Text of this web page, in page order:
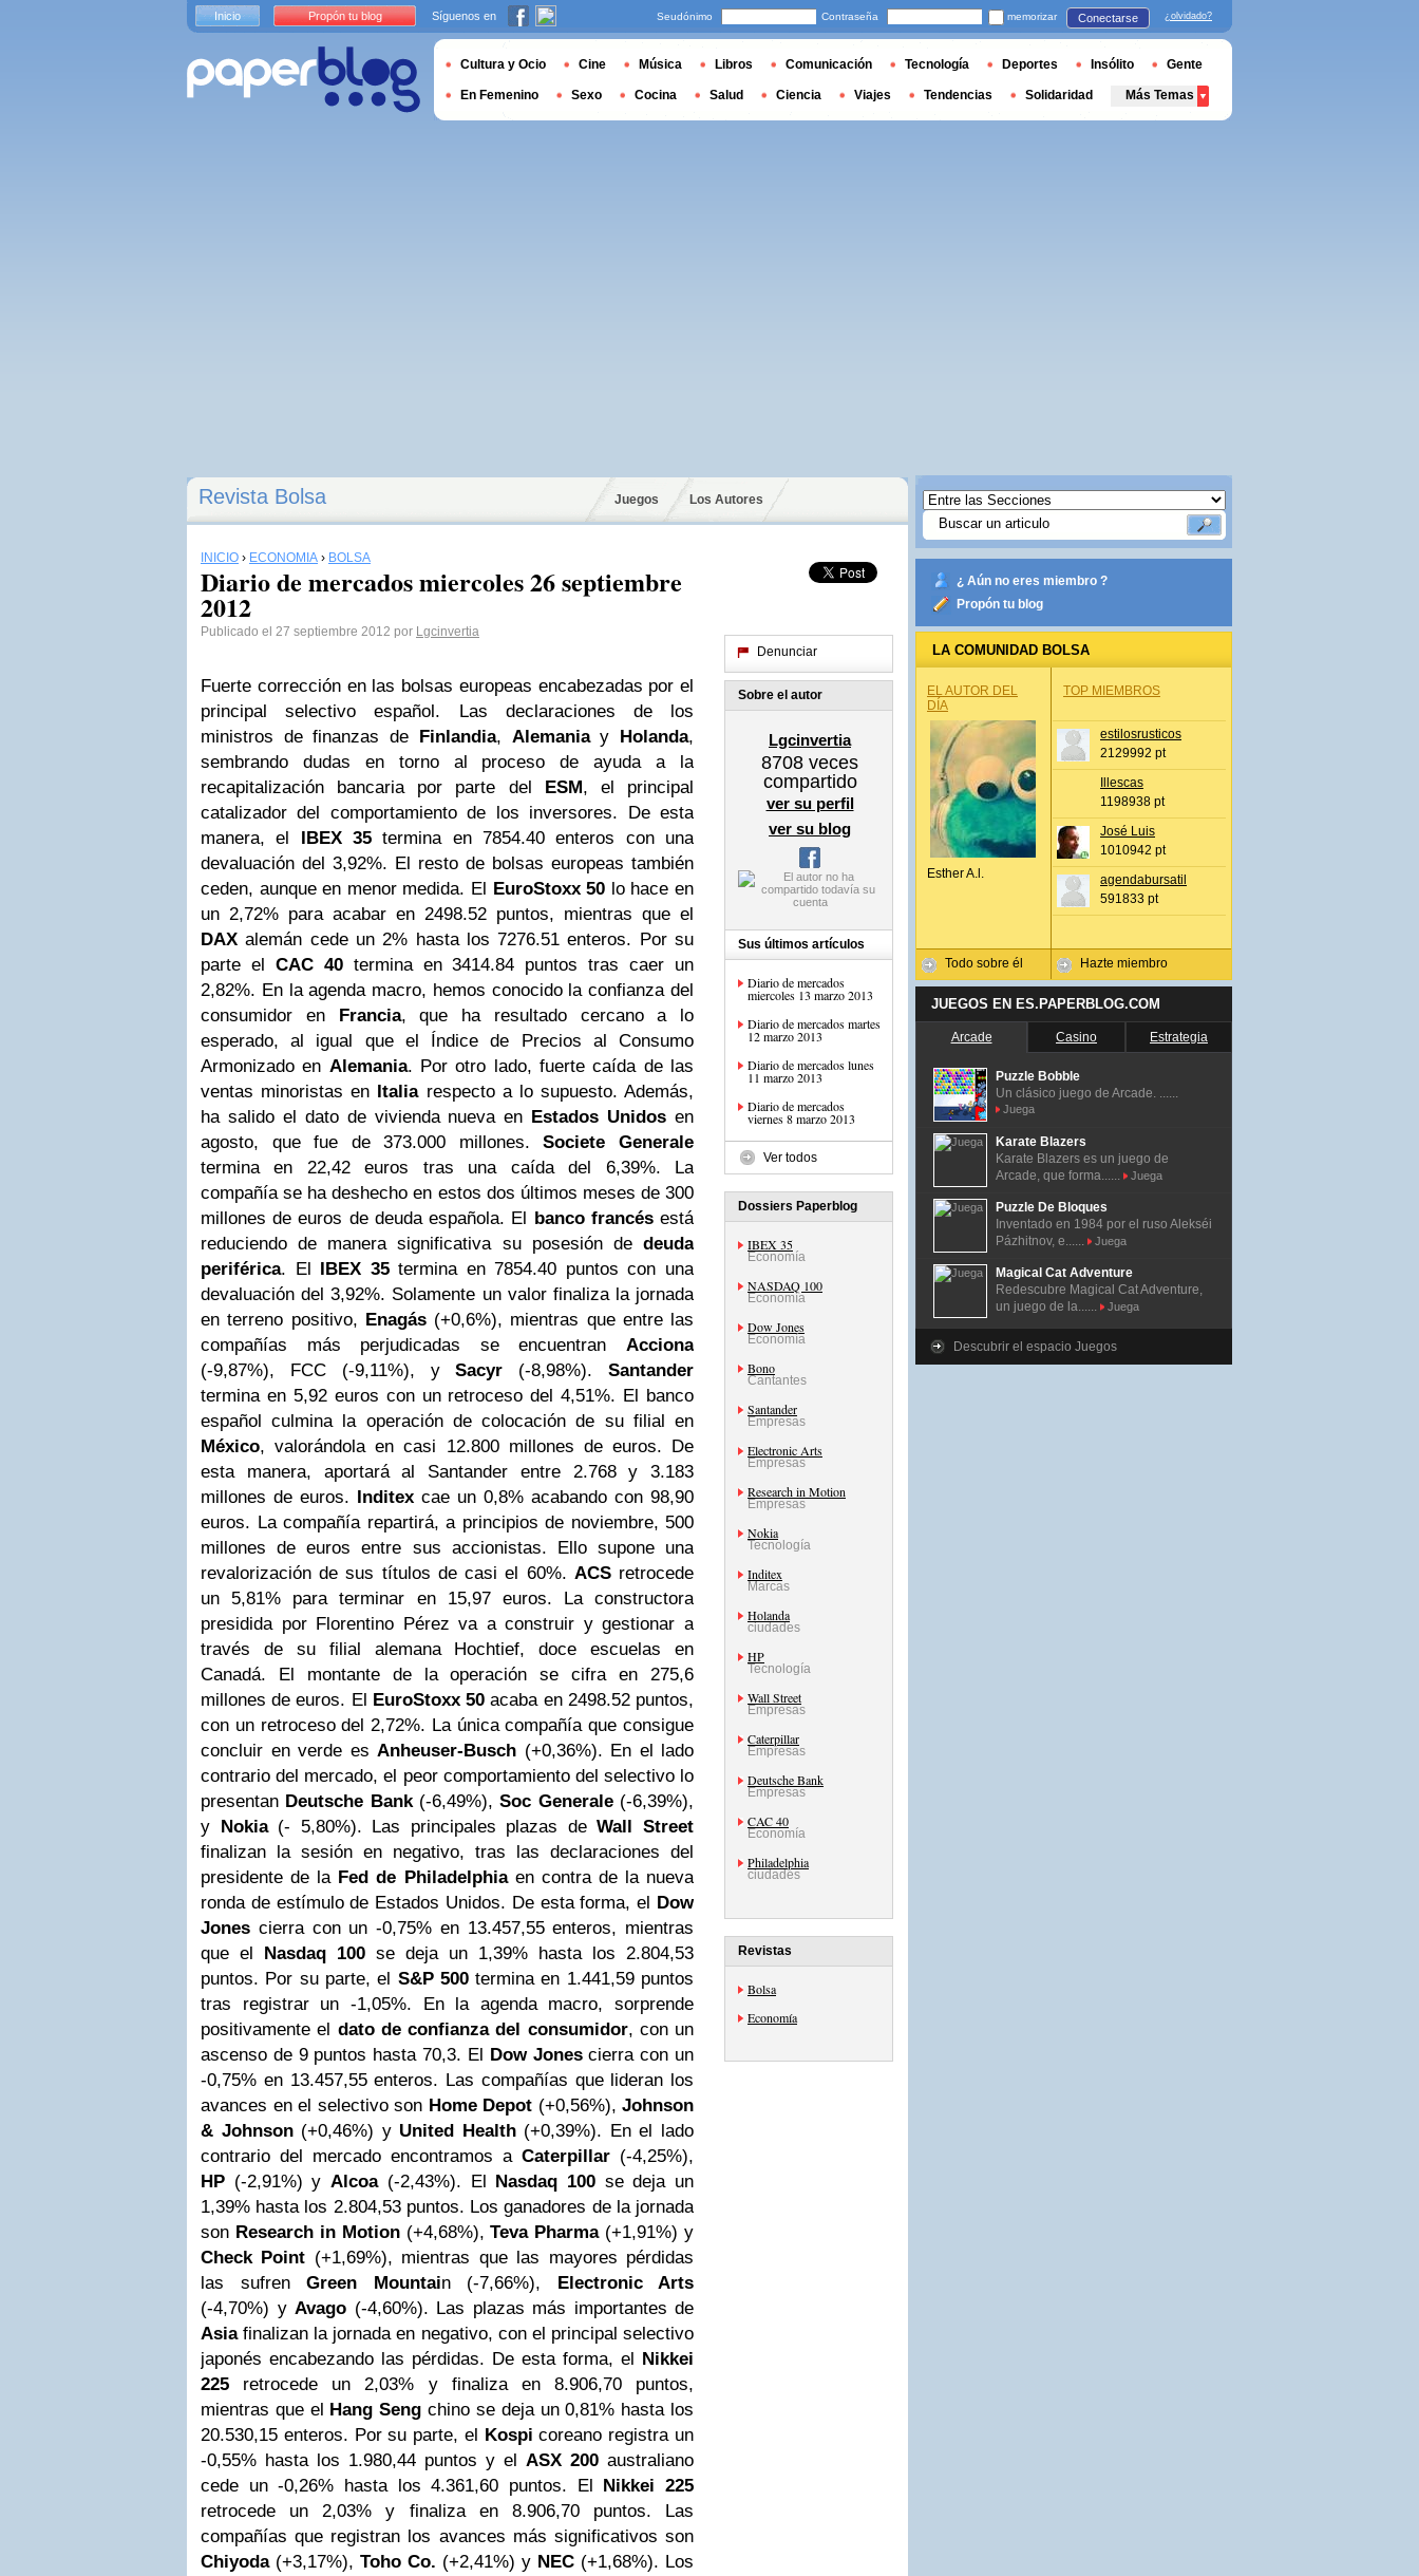
Revista Bolsa Juegos Los Autores
INICIO › ECONOMÍA › BOLSA
Diario de mercados miercoles 26 septiembre
2012
Publicado el 27 septiembre 2012 por Lgcinvertia
Fuerte corrección en las bolsas europeas encabezadas por el
principal selectivo español. Las declaraciones de los
ministros de finanzas de Finlandia, Alemaniay Holanda,
sembrando dudas en torno al proceso de ayuda a la
recapitalización bancaria por parte del ESM, el principal
catalizador del comportamiento de los inversores.
De esta
manera, el IBEX 35 termina en 7854.40 enteros con una
devaluación del 3,92%. El resto de bolsas europeas también
ceden, aunque en menor medida. El EuroStoxx 50 lo hace en
un 2,72% para acabar en 2498.52 puntos, mientras que el
DAX alemán cede un 2% hasta los 7276.51 enteros. Por su
parte el CAC 40termina en 3414.84 puntos tras caer un
2,82%. En la agenda macro, hemos conocido la confianza del
consumidor en Francia, que ha resultado cercano a lo
esperado, al igual que el Índice de Precios al Consumo
Armonizado en Alemania. Por otro lado, fuerte caída de las
ventas minoristas en Italiarespecto a lo supuesto. Además,
ha salido el dato de vivienda nueva en Estados Unidos en
agosto, que fue de 373.000 millones.
Societe Generale
termina en 22,42 euros tras una caída del 6,39%. La
compañía se ha deshecho en estos dos últimos meses de 300
millones de euros de deuda española. El banco francésestá
reduciendo de manera significativa su posesión de deuda
periférica. El IBEX 35termina en 7854.40 puntos con una
devaluación del 3,92%. Solamente un valor finaliza la jornada
en terreno positivo, Enagás(+0,6%), mientras que entre las
compañías más perjudicadas se encuentran Acciona
(-9,87%), FCC (-9,11%), ySacyr (-8,98%).
Santander
termina en 5,92 euros con un retroceso del 4,51%. El banco
español culmina la operación de colocación de su filial en
México, valorándola en casi 12.800 millones de euros. De
esta manera, aportará al Santander entre 2.768 y 3.183
millones de euros. Inditex cae un 0,8% acabando con 98,90
euros. La compañía repartirá, a principios de noviembre, 500
millones de euros entre sus accionistas. Ello supone una
revalorización de sus títulos de casi el 60%. ACS retrocede
un 5,81% para terminar en 15,97 euros. La constructora
presidida por Florentino Pérez va a construir y gestionar a
través de su filial alemana Hochtief, doce escuelas en
Canadá. El montante de la operación se cifra en 275,6
millones de euros. El EuroStoxx 50 acaba en 2498.52 puntos,
con un retroceso del 2,72%. La única compañía que consigue
concluir en verde es Anheuser-Busch (+0,36%). En el lado
contrario del mercado, el peor comportamiento del selectivo lo
presentan Deutsche Bank(-6,49%),Soc Generale(-6,39%),
y Nokia(- 5,80%). Las principales plazas deWall Street
finalizan la sesión en negativo, tras las declaraciones del
presidente de la Fed de Philadelphiaen contra de la nueva
ronda de estímulo de Estados Unidos. De esta forma, el Dow
Jones cierra con un -0,75% en 13.457,55 enteros, mientras
que el Nasdaq 100 se deja un 1,39% hasta los 2.804,53
puntos. Por su parte, el S&P 500termina en 1.441,59 puntos
tras registrar un -1,05%.
En la agenda macro, sorprende
positivamente el dato de confianza del consumidor, con un
ascenso de 9 puntos hasta 70,3. El Dow Jonescierra con un
-0,75% en 13.457,55 enteros. Las compañías que lideran los
avances en el selectivo son Home Depot (+0,56%), Johnson
& Johnson(+0,46%) y United Health(+0,39%). En el lado
contrario del mercado encontramos a Caterpillar (-4,25%),
HP (-2,91%) yAlcoa(-2,43%). El Nasdaq 100se deja un
1,39% hasta los 2.804,53 puntos. Los ganadores de la jornada
son Research in Motion(+4,68%),Teva Pharma(+1,91%) y
Check Point (+1,69%), mientras que las mayores pérdidas
las sufren Green Mountain (-7,66%), Electronic Arts
(-4,70%) y Avago (-4,60%). Las plazas más importantes de
Asiafinalizan la jornada en negativo, con el principal selectivo
japonés encabezando las pérdidas. De esta forma, el Nikkei
225 retrocede un 2,03% y finaliza en 8.906,70 puntos,
mientras que el Hang Sengchino se deja un 0,81% hasta los
20.530,15 enteros. Por su parte, el Kospi coreano registra un
-0,55% hasta los 1.980,44 puntos y el ASX 200 australiano
cede un -0,26% hasta los 4.361,60 puntos.
El Nikkei 225
retrocede un 2,03% y finaliza en 8.906,70 puntos. Las
compañías que registran los avances más significativos son
Chiyoda (+3,17%), Toho Co. (+2,41%) y NEC (+1,68%). Los
Denunciar
Sobre el autor
Lgcinvertia
8708 veces
compartido
ver su perfil
ver su blog
Sus últimos artículos
Diario de mercados
miercoles 13 marzo 2013
Diario de mercados martes
12 marzo 2013
Diario de mercados lunes
11 marzo 2013
Diario de mercados
viernes 8 marzo 2013
Ver todos
Dossiers Paperblog
IBEX 35
Economía
NASDAQ 100
Economía
Dow Jones
Economía
Bono
Cantantes
Santander
Empresas
Electronic Arts
Empresas
Research in Motion
Empresas
Nokia
Tecnología
Inditex
Marcas
Holanda
ciudades
HP
Tecnología
Wall Street
Empresas
Caterpillar
Empresas
Deutsche Bank
Empresas
CAC 40
Economía
Philadelphia
ciudades
Revistas
Bolsa
Economía
¿ Aún no eres miembro ?
Propón tu blog
LA COMUNIDAD BOLSA
EL AUTOR DEL
DÍA
Esther A.l.
Todo sobre él
TOP MIEMBROS
estilosrusticos
2129992 pt
Illescas
1198938 pt
José Luis
1010942 pt
agendabursatil
591833 pt
Hazte miembro
JUEGOS EN ES.PAPERBLOG.COM
Arcade Casino Estrategia
Puzzle Bobble
Un clásico juego de Arcade. ......
Juega
Karate Blazers
Karate Blazers es un juego de
Arcade, que forma......
Juega
Puzzle De Bloques
Inventado en 1984 por el ruso Alekséi
Pázhitnov, e......
Juega
Magical Cat Adventure
Redescubre Magical Cat Adventure,
un juego de la......
Juega
Descubrir el espacio Juegos
Inicio Propón tu blog Síguenos en Seudónimo Contraseña memorizar Conectarse ¿olvidado?
Cultura y Ocio Cine Música Libros Comunicación Tecnología Deportes Insólito Gente
En Femenino Sexo Cocina Salud Ciencia Viajes Tendencias Solidaridad Más Temas